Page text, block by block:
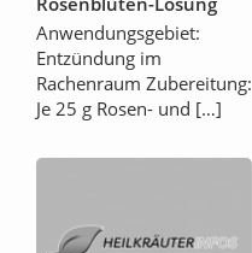
Anwendungsgebiet:
Entzündung im
Rachenraum Zubereitung:
Je 25 g Rosen- und […]